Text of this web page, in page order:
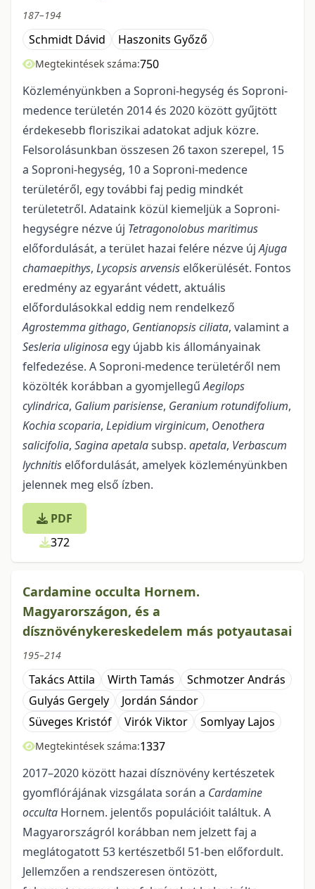
187–194
Schmidt Dávid Haszonits Győző
Megtekintések száma:750
Közleményünkben a Soproni-hegység és Soproni-
medence területén 2014 és 2020 között gyűjtött
érdekesebb floriszikai adatokat adjuk közre.
Felsorolásunkban ös­szesen 26 taxon szerepel, 15
a Soproni-hegység, 10 a Soproni-medence
területéről, egy to­vábbi faj pedig mindkét
területetről. Adataink közül kiemeljük a Soproni-
hegységre nézve új Tetragonolobus maritimus
előfordulását, a terület hazai felére nézve újAjuga
chamaepithys, Lycopsis arvensis előkerülését. Fontos
eredmény az egyaránt védett, aktuális
előfordulások­kal eddig nem rendelkező
Agrostemma githago, Gentianopsis ciliata, valamint a
Sesleria uligi­nosa egy újabb kis állományainak
felfedezése. A Soproni-medence területéről nem
közölték korábban a gyomjellegűAegilops
cylindrica, Galium parisiense, Geranium rotundifolium,
Kochia scoparia, Lepidium virginicum, Oenothera
salicifolia, Sagina apetalasubsp. apetala, Verbascum
lychnitis előfordulását, amelyek közleményünkben
jelennek meg első ízben.
PDF
372
Cardamine occulta Hornem.
Magyarországon, és a
dísznövénykereskedelem más potyautasai
195–214
Takács Attila Wirth Tamás
Schmotzer András
Gulyás Gergely
Jordán Sándor
Süveges Kristóf
Virók Viktor Somlyay Lajos
Megtekintések száma:1337
2017–2020 között hazai dísznövény kertészetek
gyomflórájának vizsgálata során a Cardamine
occulta Hornem. jelentős populációit találtuk. A
Magyarországról korábban nem jelzett faj a
meglátogatott 53 kertészetből 51-ben előfordult.
Jellemzően a rendszeresen öntözött,